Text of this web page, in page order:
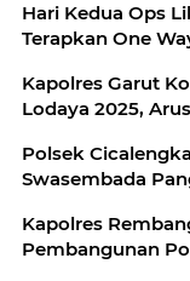
Hari Kedua Ops
Terapkan One
Kapolres Garut
Lodaya 2025,
Polsek
Swasembada
Kapolres
Pembangunan